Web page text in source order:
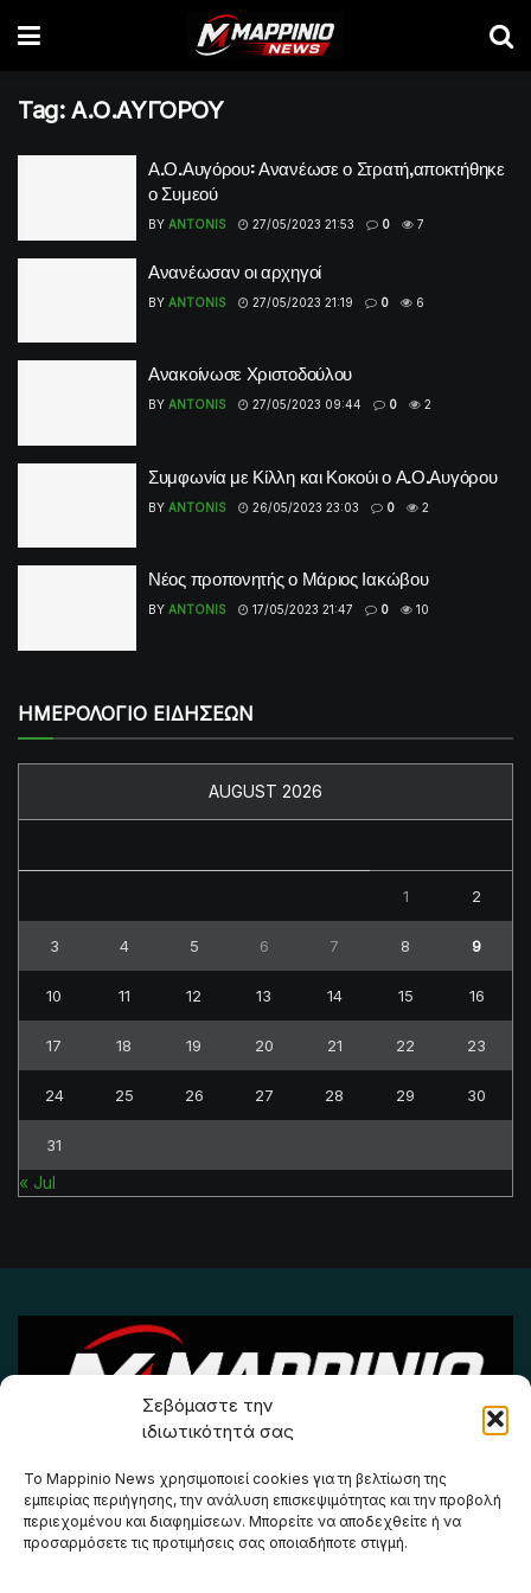
Σεβόμαστε την
ιδιωτικότητά σας
Το Mappinio News χρησιμοποιεί cookies για τη βελτίωση της
εμπειρίας περιήγησης, την ανάλυση επισκεψιμότητας και την προβολή
περιεχομένου και διαφημίσεων. Μπορείτε να αποδεχθείτε ή να
προσαρμόσετε τις προτιμήσεις σας οποιαδήποτε στιγμή.
Tag: Α.Ο.ΑΥΓΟΡΟΥ
Α.Ο.Αυγόρου: Ανανέωσε ο Στρατή,αποκτήθηκε
ο Συμεού
BY ANTONIS 27/05/2023 21:53 0 7
Ανανέωσαν οι αρχηγοί
BY ANTONIS 27/05/2023 21:19 0 6
Ανακοίνωσε Χριστοδούλου
BY ANTONIS 27/05/2023 09:44 0 2
Συμφωνία με Κίλλη και Κοκούι ο Α.Ο.Αυγόρου
BY ANTONIS 26/05/2023 23:03 0 2
Νέος προπονητής ο Μάριος Ιακώβου
BY ANTONIS 17/05/2023 21:47 0 10
ΗΜΕΡΟΛΟΓΙΟ ΕΙΔΗΣΕΩΝ
AUGUST 2026
1 2
3 4 5 6 7 8 9
10 11 12 13 14 15 16
17 18 19 20 21 22 23
24 25 26 27 28 29 30
31
« Jul
© 2026 Mappinio News
Πλοήγηση Ιστοσελίδας